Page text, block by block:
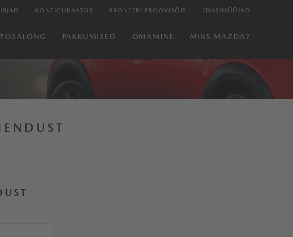
KONFIGURAATOR BRONEERI PROOVISÕIT EDASIMÜÜJAD
PAKKUMISED OMAMINE MIKS MAZDA?